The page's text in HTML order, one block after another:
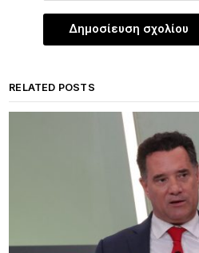
RELATED POSTS